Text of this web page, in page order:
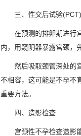
三、性交后试验(PCT)
在预测的排卵期进行宫
内，用窥阴器暴露宫颈，
然后吸取颈管深处的宫
不相容，这可能是不孕不
重要方法。
四、造影检查
宫颈性不孕检查造影能